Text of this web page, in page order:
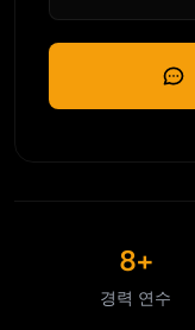
8+
경력 연수